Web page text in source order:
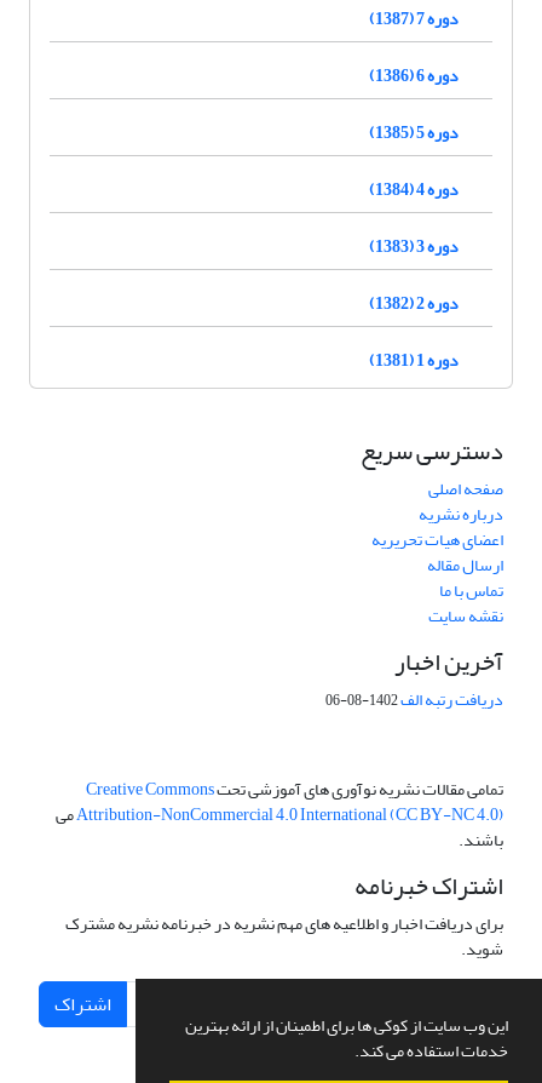
این وب سایت از کوکی ها برای اطمینان از ارائه بهترین
خدمات استفاده می کند.
دوره 7 (1387)
دوره 6 (1386)
دوره 5 (1385)
دوره 4 (1384)
دوره 3 (1383)
دوره 2 (1382)
دوره 1 (1381)
دسترسی سریع
صفحه اصلی
درباره نشریه
اعضای هیات تحریریه
ارسال مقاله
تماس با ما
نقشه سایت
آخرین اخبار
دریافت رتبه الف1402-08-06
تمامی مقالات نشریه نوآوری های آموزشی تحتCreative Commons
Attribution-NonCommercial 4.0 International (CC BY-NC 4.0)می
باشند.
اشتراک خبرنامه
برای دریافت اخبار و اطلاعیه های مهم نشریه در خبرنامه نشریه مشترک
شوید.
اشتراک